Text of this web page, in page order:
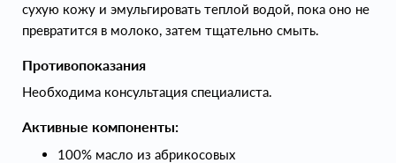
сухую кожу и эмульгировать теплой водой, пока оно не
превратится в молоко, затем тщательно смыть.
Противопоказания
Необходима консультация специалиста.
Активные компоненты:
100% масло из абрикосовых